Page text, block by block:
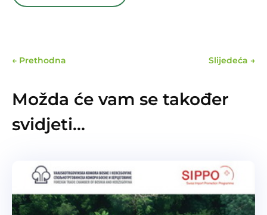
← Prethodna Slijedeća →
Možda će vam se također
svidjeti…